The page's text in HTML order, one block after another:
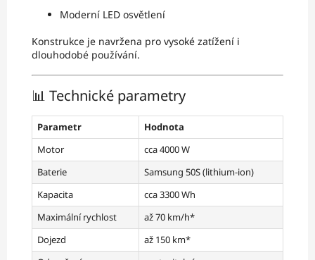
Moderní LED osvětlení
Konstrukce je navržena pro vysoké zatížení i
dlouhodobé používání.
📊 Technické parametry
Parametr
Hodnota
Motor
cca 4000 W
Baterie
Samsung 50S (lithium-ion)
Kapacita
cca 3300 Wh
Maximální rychlost
až 70 km/h*
Dojezd
až 150 km*